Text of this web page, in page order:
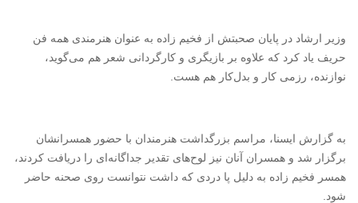
وزیر ارشاد در پایان صحبتش از فخیم زاده به عنوان هنرمندی همه فن
حریف یاد کرد که علاوه بر بازیگری و کارگردانی شعر هم می‌گوید،
نوازنده، رزمی کار و بدل‌کار هم هست.
به گزارش ایسنا، مراسم بزرگداشت هنرمندان با حضور همسرانشان
برگزار شد و همسران آنان نیز لوح‌های تقدیر جداگانه‌ای را دریافت کردند،
همسر فخیم زاده به دلیل پا دردی که داشت نتوانست روی صحنه حاضر
شود.